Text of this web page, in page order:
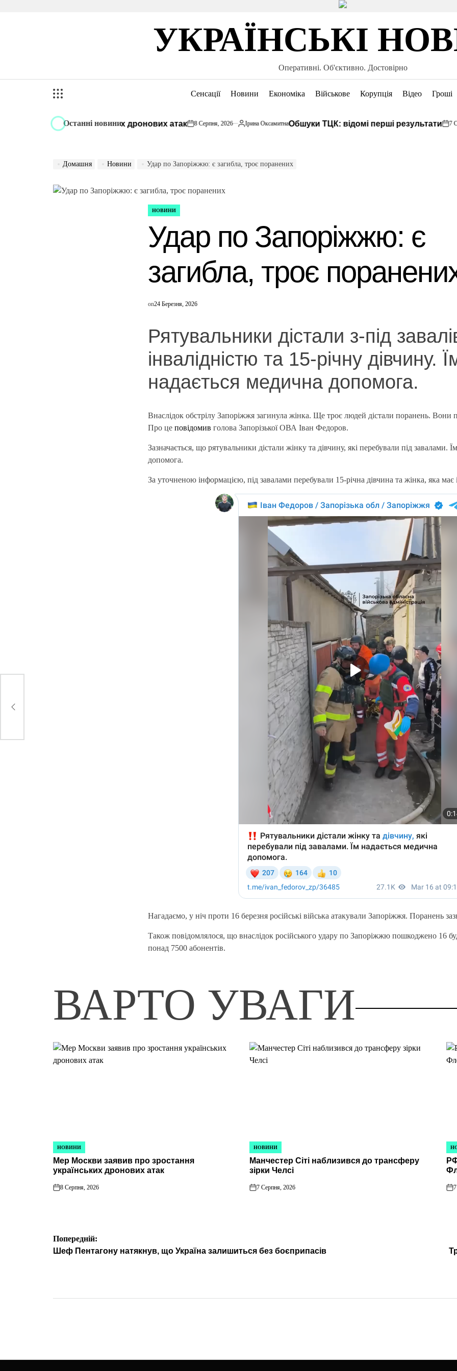
УКРАЇНСЬКІ
Оперативні. Об'єктивно. Достовірно
Сенсації Новини Економіка Військове Корупція Відео Гроші
Останні новини
зростання українських дронових атакon
8 Серпня, 2026
Опубліковано
Ірина ОксамитнаОбшуки ТЦК: відомі перші результатиon
7
Домашня Новини Удар по Запоріжжю: є загибла, троє поранених
ОПУБЛІКУВАТИ
НОВИНИ
Удар по Запоріжжю: є
загибла, троє
on24 Березня, 2026
Рятувальники дістали з-під
інвалідністю та 15-річну дівчину.
надається медична допомога.
Внаслідок обстрілу Запоріжжя загинула жінка. Ще троє людей дістали поранень. Вони
Про цеповідомив голова Запорізької ОВА Іван Федоров.
Зазначається, що рятувальники дістали жінку та дівчину, які перебували під завалами.
допомога.
За уточненою інформацією, під завалами перебували 15-річна дівчина та жінка, яка має
Нагадаємо, у ніч проти 16 березня російські війська атакували Запоріжжя. Поранень
Також повідомлялося, що внаслідок російського удару по Запоріжжю пошкоджено 16
понад 7500 абонентів.
ВАРТО УВАГИ
ОПУБЛІКУВАТИ
У
НОВИНИ
Мер Москви заявив про зростання
українських дронових атак
on
8 Серпня, 2026
ОПУБЛІКУВАТИ
У
НОВИНИ
Манчестер Сіті наблизився до трансферу
зірки Челсі
on
7 Серпня, 2026
У
on
Навігація
Попередній:
Шеф Пентагону натякнув, що Україна залишиться без боєприпасів